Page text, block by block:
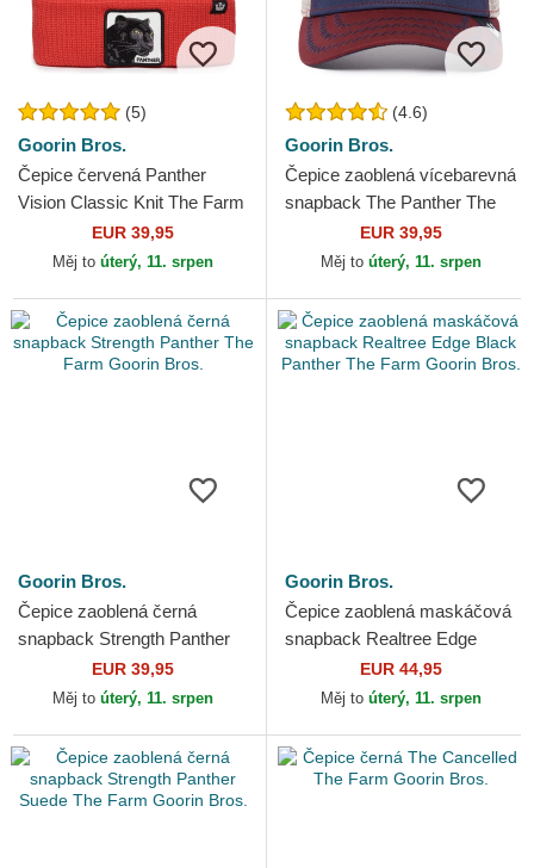
(5)
Goorin Bros.
Čepice červená Panther
Vision Classic Knit The Farm
Goorin Bros.EUR 39,95
Měj to úterý, 11. srpen
(4.6)
Goorin Bros.
Čepice zaoblená vícebarevná
snapback The Panther The
Farm Goorin Bros.
EUR 39,95
Měj to úterý, 11. srpen
Goorin Bros.
Čepice zaoblená černá
snapback Strength Panther
The Farm Goorin Bros.
EUR 39,95
Měj to úterý, 11. srpen
Goorin Bros.
Čepice zaoblená maskáčová
snapback Realtree Edge
Black Panther The Farm
Goorin Bros.
EUR 44,95
Měj to úterý, 11. srpen